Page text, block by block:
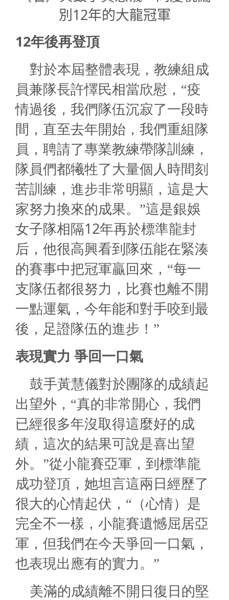
別12年的大龍冠軍
12年後再登頂
對於本屆整體表現，教練組成
員兼隊長許懌民相當欣慰，“疫
情過後，我們隊伍沉寂了一段時
間，直至去年開始，我們重組隊
員，聘請了專業教練帶隊訓練，
隊員們都犧牲了大量個人時間刻
苦訓練，進步非常明顯，這是大
家努力換來的成果。”這是銀娛
女子隊相隔12年再於標準龍封
后，他很高興看到隊伍能在緊湊
的賽事中把冠軍贏回來，“每一
支隊伍都很努力，比賽也離不開
一點運氣，今年能和對手咬到最
後，足證隊伍的進步！”
表現實力 爭回一口氣
鼓手黃慧儀對於團隊的成績起
出望外，“真的非常開心，我們
已經很多年沒取得這麼好的成
績，這次的結果可說是喜出望
外。”從小龍賽亞軍，到標準龍
成功登頂，她坦言這兩日經歷了
很大的心情起伏，“（心情）是
完全不一樣，小龍賽遺憾屈居亞
軍，但我們在今天爭回一口氣，
也表現出應有的實力。”
美滿的成績離不開日復日的堅